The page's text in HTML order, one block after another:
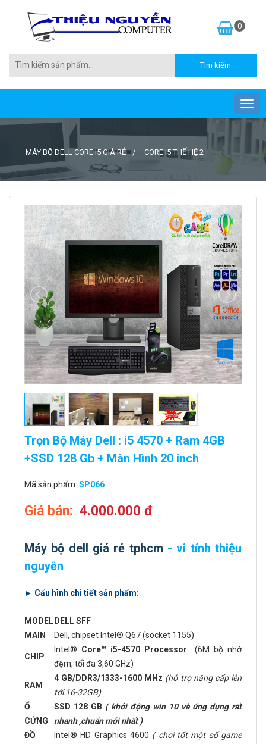
0
MÁY BỘ DELL CORE I5 GIÁ RẺ CORE I5 THẾ HỆ 2
Trọn Bộ Máy Dell : i5 4570 + Ram 4GB
+SSD 128 Gb + Màn Hình 20 inch
Mã sản phẩm: SP066
Giá bán: 4.000.000 đ
Máy bộ dell giá rẻ tphcm - vi tính thiệu
nguyễn
► Cấu hình chi tiết sản phẩm:
MODEL DELL SFF
MAIN
Dell, chipset Intel® Q67 (socket 1155)
CHIP
Intel® Core™ i5-4570 Processor
(6M bộ nhớ
đệm, tối đa 3,60 GHz)
RAM
4 GB/DDR3/1333-1600 MHz (hỗ trợ nâng cấp lên
tới 16-32GB)
Ổ
CỨNG
SSD 128 GB ( khởi động win 10 và ứng dụng rất
nhanh ,chuẩn mới nhất )
ĐỒ
Intel® HD Graphics 4600 ( chơi tốt một số game